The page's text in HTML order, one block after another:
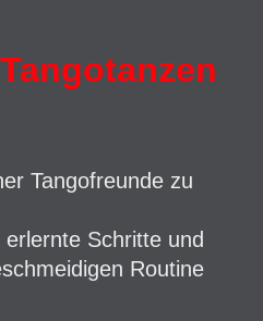
Tangofreunde zu
Schritte und
Routine